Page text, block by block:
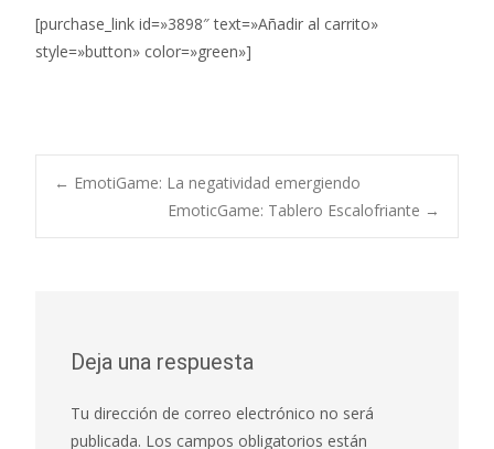
[purchase_link id=»3898″ text=»Añadir al carrito»
style=»button» color=»green»]
Navegación de
← EmotiGame: La negatividad emergiendo
EmoticGame: Tablero Escalofriante →
Deja una respuesta
Tu dirección de correo electrónico no será
publicada. Los campos obligatorios están